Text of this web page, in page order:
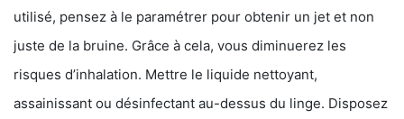
utilisé, pensez à le paramétrer pour obtenir un jet et non
juste de la bruine. Grâce à cela, vous diminuerez les
risques d’inhalation. Mettre le liquide nettoyant,
assainissant ou désinfectant au-dessus du linge. Disposez